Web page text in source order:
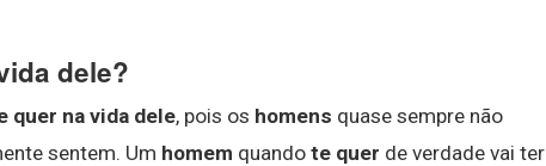
dele?
quer na vida dele, pois os homens quase sempre não
sentem. Um homem quando te quer de verdade vai ter